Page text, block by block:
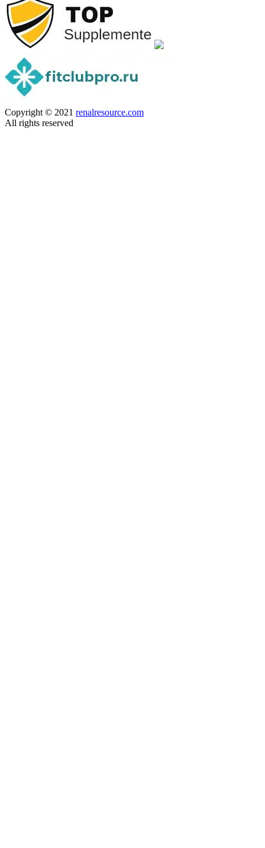
Copyright © 2021 renalresource.com
All rights reserved